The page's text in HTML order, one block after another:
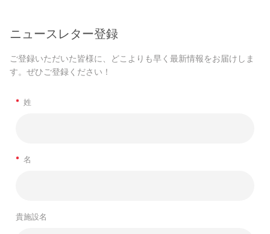
ニュースレター登録
ご登録いただいた皆様に、どこよりも早く最新情報をお届けしま
す。ぜひご登録ください！
* 姓
* 名
貴施設名